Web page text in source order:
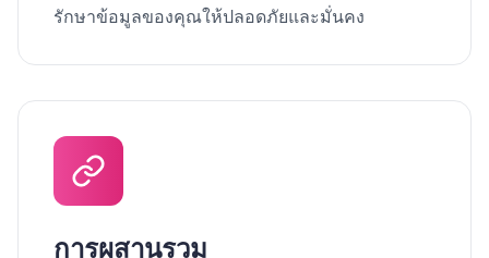
รักษาข้อมูลของคุณให้ปลอดภัยและมั่นคง
การผสานรวม